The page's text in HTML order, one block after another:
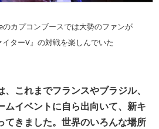
カプコンブースでは大勢のファンが
イターV』の対戦を楽しんでいた
これまでフランスやブラジル、
ムイベントに自ら出向いて、新キ
てきました。世界のいろんな場所